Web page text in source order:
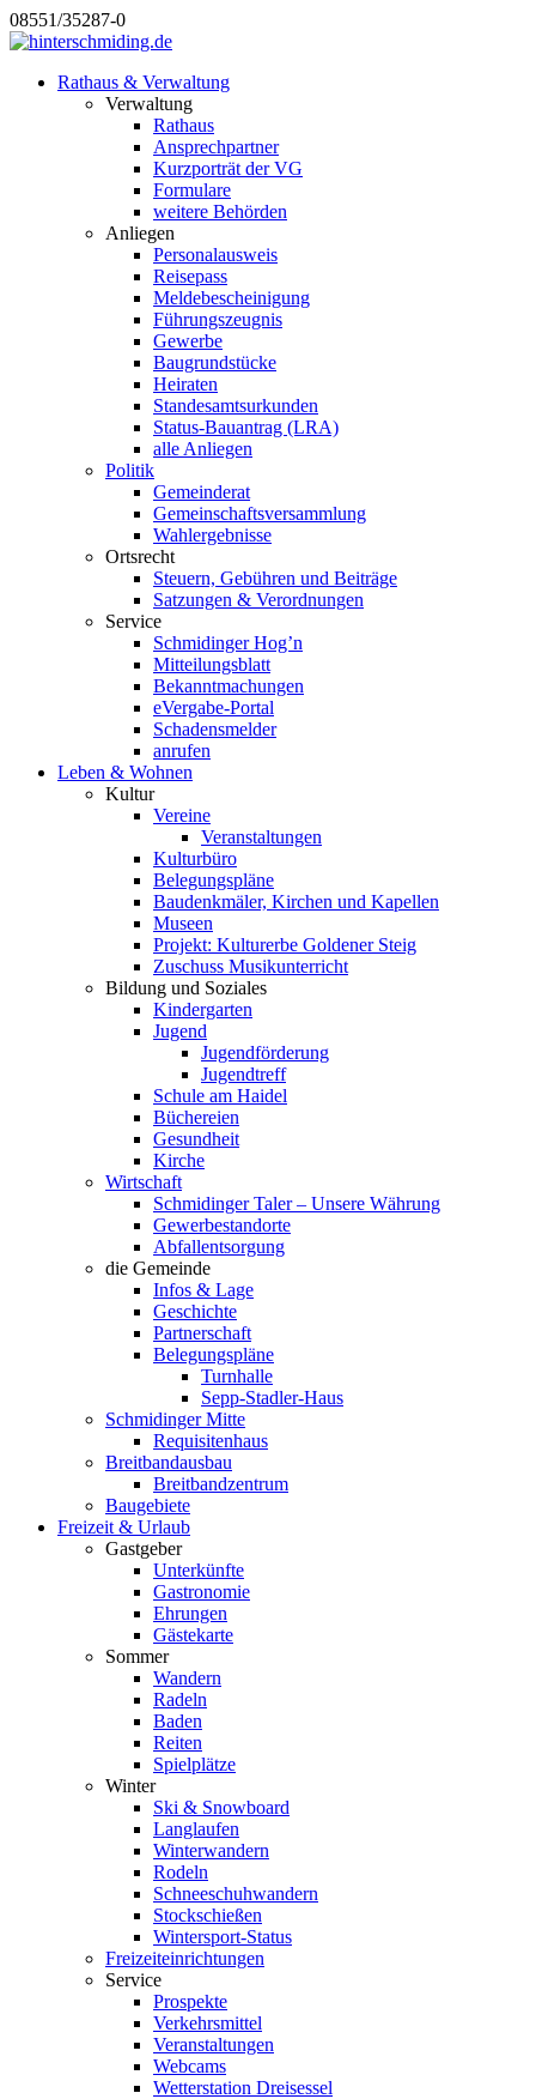
08551/35287-0
Rathaus & Verwaltung
Verwaltung
Rathaus
Ansprechpartner
Kurzporträt der VG
Formulare
weitere Behörden
Anliegen
Personalausweis
Reisepass
Meldebescheinigung
Führungszeugnis
Gewerbe
Baugrundstücke
Heiraten
Standesamtsurkunden
Status-Bauantrag (LRA)
alle Anliegen
Politik
Gemeinderat
Gemeinschaftsversammlung
Wahlergebnisse
Ortsrecht
Steuern, Gebühren und Beiträge
Satzungen & Verordnungen
Service
Schmidinger Hog’n
Mitteilungsblatt
Bekanntmachungen
eVergabe-Portal
Schadensmelder
anrufen
Leben & Wohnen
Kultur
Vereine
Veranstaltungen
Kulturbüro
Belegungspläne
Baudenkmäler, Kirchen und Kapellen
Museen
Projekt: Kulturerbe Goldener Steig
Zuschuss Musikunterricht
Bildung und Soziales
Kindergarten
Jugend
Jugendförderung
Jugendtreff
Schule am Haidel
Büchereien
Gesundheit
Kirche
Wirtschaft
Schmidinger Taler – Unsere Währung
Gewerbestandorte
Abfallentsorgung
die Gemeinde
Infos & Lage
Geschichte
Partnerschaft
Belegungspläne
Turnhalle
Sepp-Stadler-Haus
Schmidinger Mitte
Requisitenhaus
Breitbandausbau
Breitbandzentrum
Baugebiete
Freizeit & Urlaub
Gastgeber
Unterkünfte
Gastronomie
Ehrungen
Gästekarte
Sommer
Wandern
Radeln
Baden
Reiten
Spielplätze
Winter
Ski & Snowboard
Langlaufen
Winterwandern
Rodeln
Schneeschuhwandern
Stockschießen
Wintersport-Status
Freizeit­einrichtungen
Service
Prospekte
Verkehrsmittel
Veranstaltungen
Webcams
Wetterstation Dreisessel